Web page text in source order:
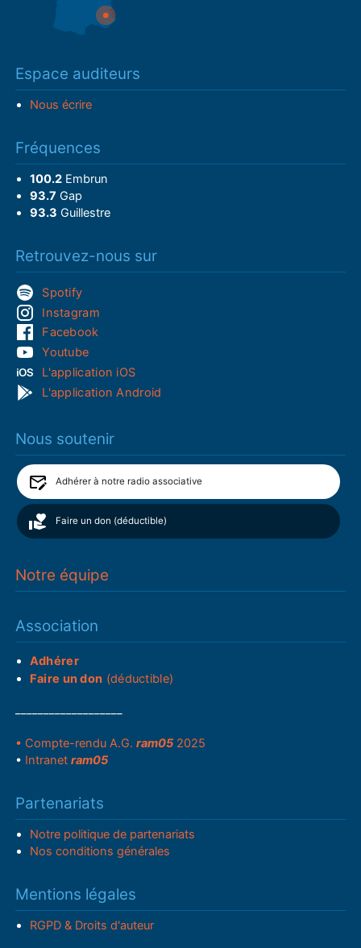
Espace auditeurs
Nous écrire
Fréquences
100.2Embrun
93.7 Gap
93.3 Guillestre
Retrouvez-nous sur
Spotify
Instagram
Facebook
Youtube
L'application iOS
L'application Android
Nous soutenir
Adhérer à notre radio associative
Faire un don (déductible)
Notre équipe
Association
Adhérer
Faire un don (déductible)
• Compte-rendu A.G.ram05 2025
• Intranetram05
Partenariats
Notre politique de partenariats
Nos conditions générales
Mentions légales
RGPD & Droits d'auteur